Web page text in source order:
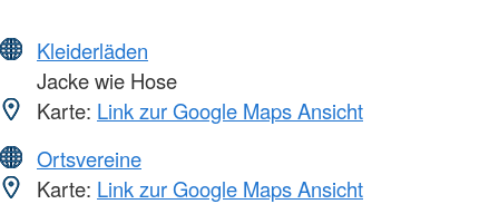
Kleiderläden
Jacke wie Hose
Karte: Link zur Google Maps Ansicht
Ortsvereine
Karte: Link zur Google Maps Ansicht